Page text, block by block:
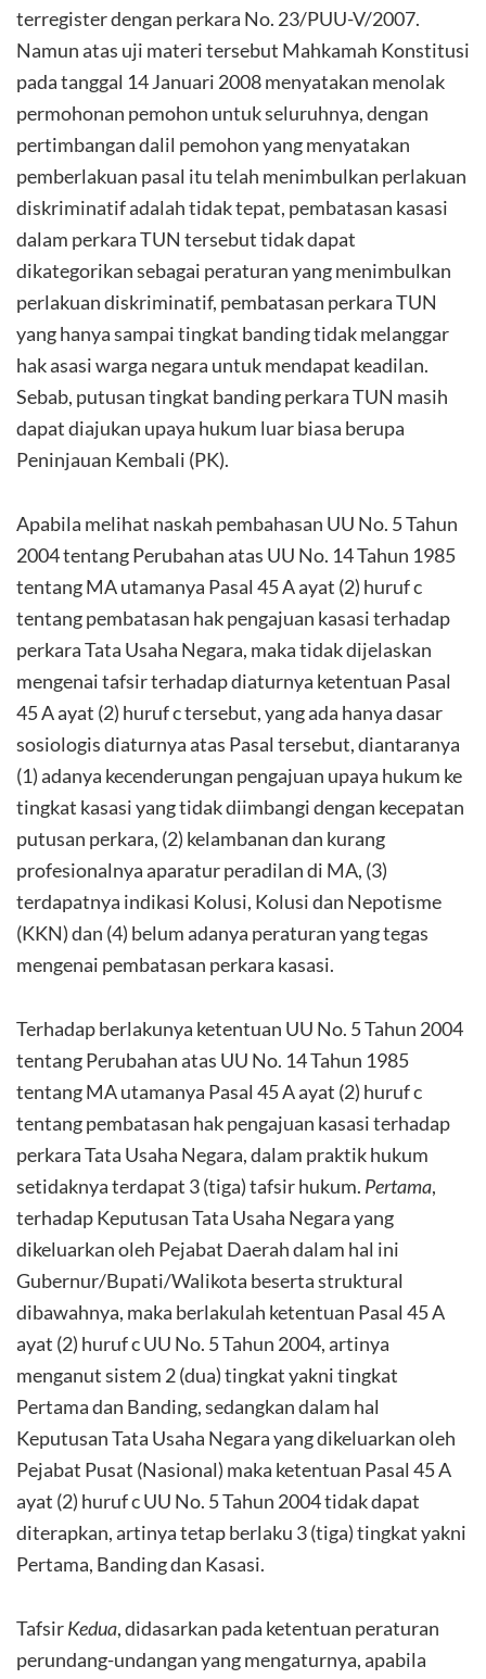
terregister dengan perkara No. 23/PUU-V/2007.
Namun atas uji materi tersebut Mahkamah Konstitusi
pada tanggal 14 Januari 2008 menyatakan menolak
permohonan pemohon untuk seluruhnya, dengan
pertimbangan dalil pemohon yang menyatakan
pemberlakuan pasal itu telah menimbulkan perlakuan
diskriminatif adalah tidak tepat, pembatasan kasasi
dalam perkara TUN tersebut tidak dapat
dikategorikan sebagai peraturan yang menimbulkan
perlakuan diskriminatif, pembatasan perkara TUN
yang hanya sampai tingkat banding tidak melanggar
hak asasi warga negara untuk mendapat keadilan.
Sebab, putusan tingkat banding perkara TUN masih
dapat diajukan upaya hukum luar biasa berupa
Peninjauan Kembali (PK).
Apabila melihat naskah pembahasan UU No. 5 Tahun
2004 tentang Perubahan atas UU No. 14 Tahun 1985
tentang MA utamanya Pasal 45 A ayat (2) huruf c
tentang pembatasan hak pengajuan kasasi terhadap
perkara Tata Usaha Negara, maka tidak dijelaskan
mengenai tafsir terhadap diaturnya ketentuan Pasal
45 A ayat (2) huruf c tersebut, yang ada hanya dasar
sosiologis diaturnya atas Pasal tersebut, diantaranya
(1) adanya kecenderungan pengajuan upaya hukum ke
tingkat kasasi yang tidak diimbangi dengan kecepatan
putusan perkara, (2) kelambanan dan kurang
profesionalnya aparatur peradilan di MA, (3)
terdapatnya indikasi Kolusi, Kolusi dan Nepotisme
(KKN) dan (4) belum adanya peraturan yang tegas
mengenai pembatasan perkara kasasi.
Terhadap berlakunya ketentuan UU No. 5 Tahun 2004
tentang Perubahan atas UU No. 14 Tahun 1985
tentang MA utamanya Pasal 45 A ayat (2) huruf c
tentang pembatasan hak pengajuan kasasi terhadap
perkara Tata Usaha Negara, dalam praktik hukum
setidaknya terdapat 3 (tiga) tafsir hukum. Pertama,
terhadap Keputusan Tata Usaha Negara yang
dikeluarkan oleh Pejabat Daerah dalam hal ini
Gubernur/Bupati/Walikota beserta struktural
dibawahnya, maka berlakulah ketentuan Pasal 45 A
ayat (2) huruf c UU No. 5 Tahun 2004, artinya
menganut sistem 2 (dua) tingkat yakni tingkat
Pertama dan Banding, sedangkan dalam hal
Keputusan Tata Usaha Negara yang dikeluarkan oleh
Pejabat Pusat (Nasional) maka ketentuan Pasal 45 A
ayat (2) huruf c UU No. 5 Tahun 2004 tidak dapat
diterapkan, artinya tetap berlaku 3 (tiga) tingkat yakni
Pertama, Banding dan Kasasi.
TafsirKedua, didasarkan pada ketentuan peraturan
perundang-undangan yang mengaturnya, apabila